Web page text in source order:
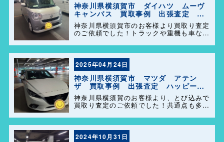
神奈川県横須賀市 ダイハツ ムーヴ
キャンバス 買取事例 出張査定 ハ
ッピーカーズ港南店！
神奈川県横須賀市のお客様より買取り査定
のご依頼でした！トラックや重機も車なら
くお願い致します！
2025年04月24日
神奈川県横須賀市 マツダ アテン
ザ 買取事例 出張査定 ハッピーカ
ーズ港南店！
神奈川県横須賀のお客様より、とび込みで
買取り査定のご依頼でした！共通点も多く
とうございます＼(^o^)／ 今後ともどうぞ
よろしくお願い致します！
2024年10月31日